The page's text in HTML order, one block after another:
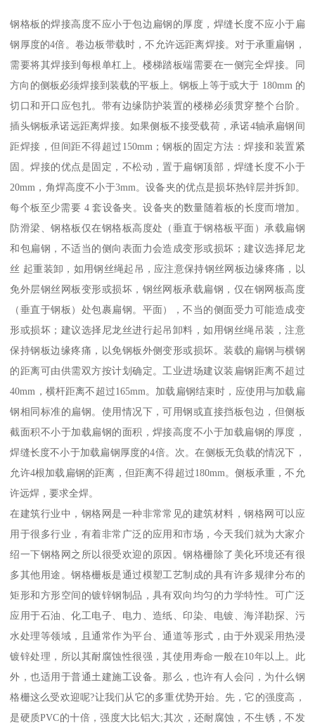
钢格板的焊接高度不应小于包边扁钢的厚度，焊缝长度不应小于扁
钢厚度的4倍。卷边板带载时，不允许远距离焊接。对于承重扁钢，
需要将其焊接到每根单杠上。楼梯踏板端需要在一侧完全焊接。同
方向的侧板必须焊接到装载的平板上。钢板上等于或大于 180mm 的
切口和开口应包扎。带有边缘防护装置的楼梯必须贯穿整个台阶。
插头钢板承诺远距离焊接。如果侧板不接受载荷，承诺4轴承扁钢间
距焊接，但间距不得超过150mm；钢板的固定方法：焊接和装置紧
固。焊接的优点是固定，不松动，置于扁钢顶部，焊缝长度不小于
20mm，角焊高度不小于3mm。设备夹的优点是损坏热锌层并拆卸。
每个板至少需要 4 套设备夹。设备夹的数量随着板的长度而增加。
防滑梁、钢格板仅在钢格板高度处（垂直于钢格板平面）承载扁钢
和包扁钢，不适当的侧向表面力会造成变形或损坏；建议选择尼龙
丝 起重装卸，如用钢丝绳起吊，应注意保持钢丝网板边缘疼痛，以
免外层钢丝网板变形或损坏，钢丝网板承载扁钢，仅在钢网板高度
（垂直于钢板）处包裹扁钢。平面），不当的侧面受力可能造成变
形或损坏；建议选择尼龙丝进行起吊卸料，如用钢丝绳吊装，注意
保持钢板边缘疼痛，以免钢板外侧变形或损坏。装载的扁钢与横钢
的距离可由供需双方按计划确定。工业进场建议装扁钢距离不超过
40mm，横杆距离不超过165mm。加载扁钢结束时，应使用与加载扁
钢相同标准的扁钢。使用情况下，可用钢或直接挡板包边，但侧板
截面积不小于加载扁钢的面积，焊接高度不小于加载扁钢的厚度，
焊缝长度不小于加载扁钢厚度的4倍。次。在侧板无负载的情况下，
允许4根加载扁钢的距离，但距离不得超过180mm。侧板承重，不允
许远焊，要求全焊。
在建筑行业中，钢格网是一种非常常见的建筑材料，钢格网可以应
用于很多行业，有着非常广泛的应用和市场，今天我们就为大家介
绍一下钢格网之所以很受欢迎的原因。钢格栅除了美化环境还有很
多其他用途。钢格栅板是通过模塑工艺制成的具有许多规律分布的
矩形和方形空间的镀锌钢制品，具有双向均匀的力学特性。可广泛
应用于石油、化工电子、电力、造纸、印染、电镀、海洋勘探、污
水处理等领域，且通常作为平台、通道等形式，由于外观采用热浸
镀锌处理，所以其耐腐蚀性很强，其使用寿命一般在10年以上。此
外，也适用于普通土建施工设备。那么，也许有人会问，为什么钢
格栅这么受欢迎呢?让我们从它的多重优势开始。先，它的强度高，
是硬质PVC的十倍，强度大比铝大;其次，还耐腐蚀，不生锈，不发